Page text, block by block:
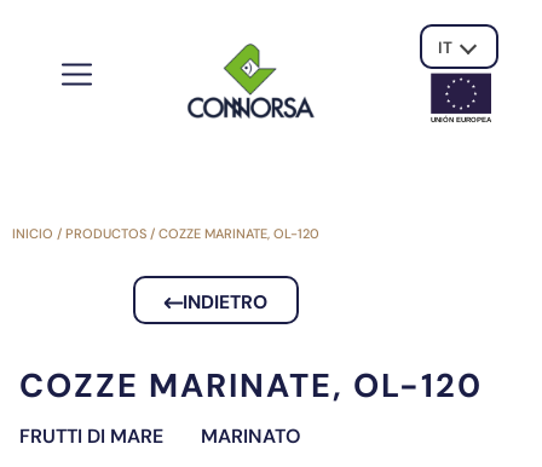
IT
UNIÓN EUROPEA
INICIO / PRODUCTOS / COZZE MARINATE, OL-120
INDIETRO
COZZE MARINATE, OL-120
FRUTTI DI MARE MARINATO